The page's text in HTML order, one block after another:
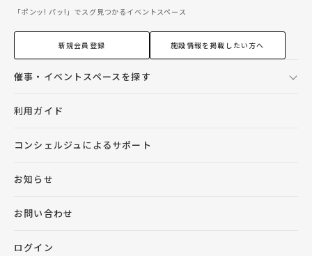
「ポンッ! パッ!」でスグ見つかるイベントスペース
新規会員登録 施設情報を掲載したい方へ
催事・イベントスペースを探す
利用ガイド
コンシェルジュによるサポート
お知らせ
お問い合わせ
ログイン